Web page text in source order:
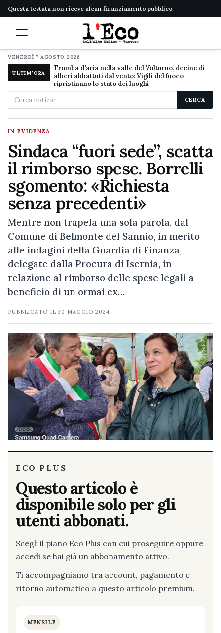
Questa testata non riceve alcun finanziamento pubblico
VENERDÌ 7 AGOSTO 2026
ULTIM'ORA
Tromba d'aria nella valle del Volturno, decine di
alberi abbattuti dal vento: Vigili del fuoco
ripristinano lo stato dei luoghi
Cerca
nel
sito
CERCA
IN EVIDENZA
Sindaca “fuori sede”, scatta
il rimborso spese. Borrelli
sgomento: «Richiesta
senza precedenti»
Mentre non trapela una sola parola, dal
Comune di Belmonte del Sannio, in merito
alle indagini della Guardia di Finanza,
delegate dalla Procura di Isernia, in
relazione al rimborso delle spese legali a
beneficio di un ormai ex…
PUBBLICATO IL30 MAGGIO 2024
ECO PLUS
Questo articolo è
disponibile solo per gli
utenti abbonati.
Scegli il piano Eco Plus con cui proseguire oppure
accedi se hai già un abbonamento attivo.
Ti accompagniamo tra account, pagamento e
ritorno automatico a questo articolo premium.
MENSILE